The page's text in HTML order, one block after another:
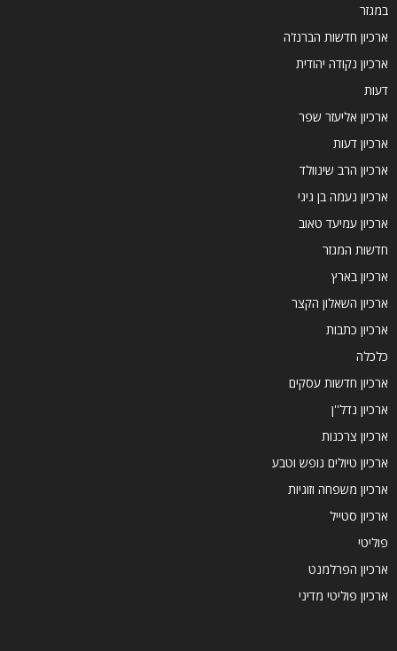
במגזר
ארכיון חדשות הברנז'ה
ארכיון נקודה יהודית
דעות
ארכיון אליעזר שפר
ארכיון דעות
ארכיון הרב שינוולד
ארכיון נעמה בן גיגי
ארכיון עמיעד טאוב
חדשות המגזר
ארכיון בארץ
ארכיון השאלון הקצר
ארכיון כתבות
כלכלה
ארכיון חדשות עסקים
ארכיון נדל''ן
ארכיון צרכנות
ארכיון טיולים נופש וטבע
ארכיון משפחה וזוגיות
ארכיון סטייל
פוליטי
ארכיון הפרלמנט
ארכיון פוליטי מדיני